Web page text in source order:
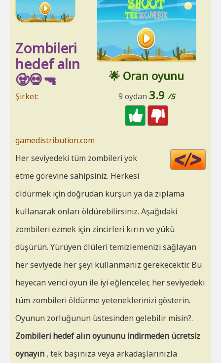
🌟 Oran oyunu
9 oydan 3.9 /5
Zombileri
hedef alın
🧟💀🔫
Şirket:
gamedistribution.com
Her seviyedeki tüm zombileri yok
etme görevine sahipsiniz. Herkesi
öldürmek için doğrudan kurşun ya da zıplama
kullanarak onları öldürebilirsiniz. Aşağıdaki
zombileri ezmek için zincirleri kırın ve yükü
düşürün. Yürüyen ölüleri temizlemenizi sağlayan
her seviyede her şeyi kullanmanız gerekecektir. Bu
heyecan verici oyun ile iyi eğlenceler, her seviyedeki
tüm zombileri öldürme yeteneklerinizi gösterin.
Oyunun zorluğunun üstesinden gelebilir misin?.
Zombileri hedef alın oyununu indirmeden ücretsiz
oynayın , tek başınıza veya arkadaşlarınızla